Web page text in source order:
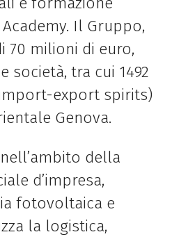
Academy. Il Gruppo,
70 milioni di euro,
società, tra cui 1492
export spirits)
Genova.
della
d’impresa,
fotovoltaica e
la logistica,